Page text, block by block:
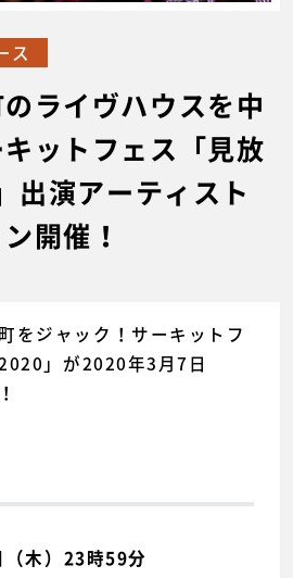
ライヴハウスを中
ットフェス「見放
出演アーティスト
開催！
ス
をジャック！サーキットフ
」が2020年3月7日
木）23時59分